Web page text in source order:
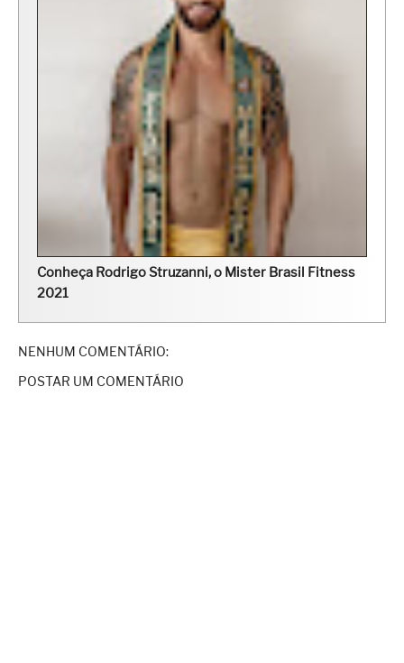
Conheça Rodrigo Struzanni, o Mister Brasil Fitness
2021
NENHUM COMENTÁRIO:
POSTAR UM COMENTÁRIO